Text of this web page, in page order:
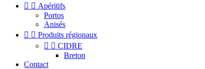
  Apéritifs
Portos
Anisés
  Produits régionaux
  CIDRE
Breton
Contact